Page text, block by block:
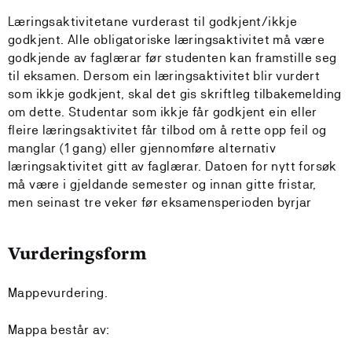
Læringsaktivitetane vurderast til godkjent/ikkje
godkjent. Alle obligatoriske læringsaktivitet må være
godkjende av faglærar før studenten kan framstille seg
til eksamen. Dersom ein læringsaktivitet blir vurdert
som ikkje godkjent, skal det gis skriftleg tilbakemelding
om dette. Studentar som ikkje får godkjent ein eller
fleire læringsaktivitet får tilbod om å rette opp feil og
manglar (1 gang) eller gjennomføre alternativ
læringsaktivitet gitt av faglærar. Datoen for nytt forsøk
må være i gjeldande semester og innan gitte fristar,
men seinast tre veker før eksamensperioden byrjar
Vurderingsform
Mappevurdering.
Mappa består av: